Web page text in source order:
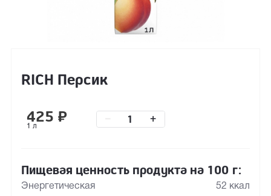
RICH Персик
425 ₽
1 л
+
Пищевая ценность продукта на 100 г:
Энергетическая
52 ккал